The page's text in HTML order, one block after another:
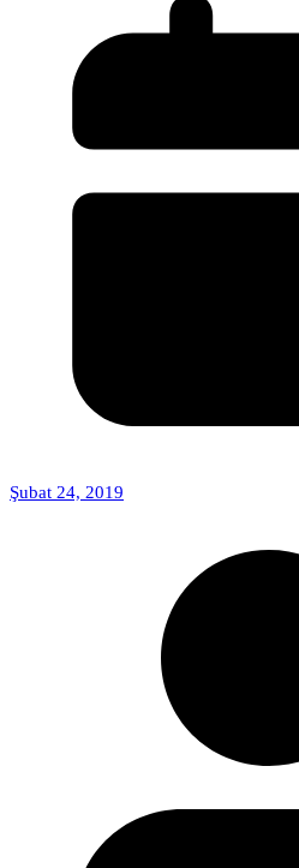
Şubat 24, 2019